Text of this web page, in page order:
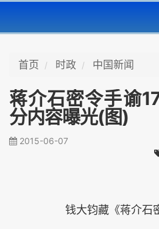
首页 时政 中国新闻
蒋介石密令手谕
分内容曝光(图)
2015-06-07
钱大钧藏《蒋介石